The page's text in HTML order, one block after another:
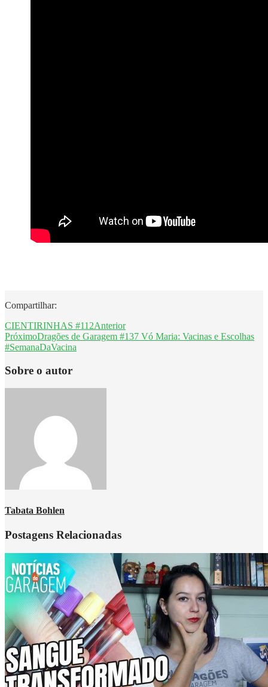
Compartilhar:
CIENTIRINHAS #112Anterior
PróximoDragões de Garagem #137 Vó Maria: Vacinas e Escolhas
#SemanaDaVacina
Sobre o autor
Tabata Bohlen
Postagens Relacionadas